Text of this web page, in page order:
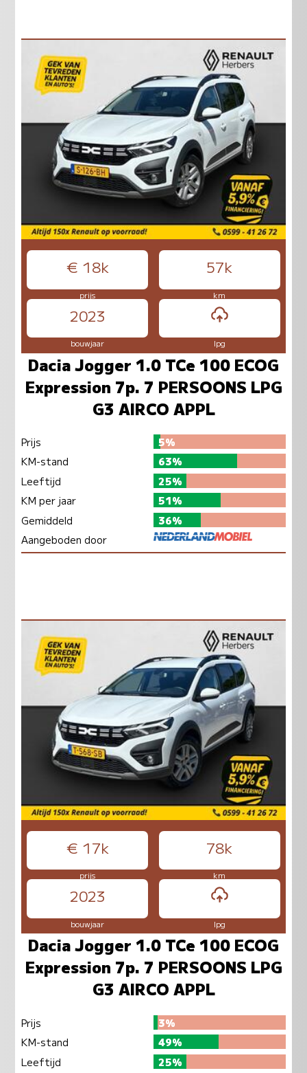
€ 18k 57k
prijs km
2023
bouwjaar lpg
Dacia Jogger 1.0 TCe 100 ECOG
Expression 7p. 7 PERSOONS LPG
G3 AIRCO APPL
Prijs
5%
KM-stand
63%
Leeftijd
25%
KM per jaar
51%
Gemiddeld
36%
Aangeboden door
€ 17k 78k
prijs km
2023
bouwjaar lpg
Dacia Jogger 1.0 TCe 100 ECOG
Expression 7p. 7 PERSOONS LPG
G3 AIRCO APPL
Prijs
3%
KM-stand
49%
Leeftijd
25%